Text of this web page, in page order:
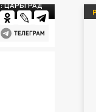
ЦАРЬГРАД